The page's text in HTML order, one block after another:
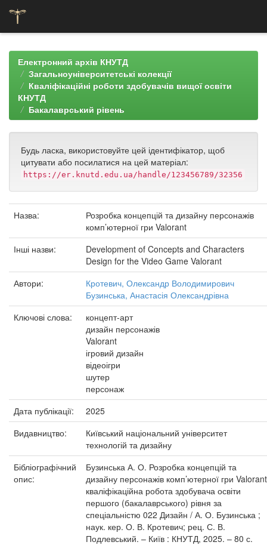
navigationЕлектронний архів КНУТД
Загальноуніверситетські колекції
Кваліфікаційні роботи здобувачів вищої освіти
КНУТД
Бакалаврський рівень
Будь ласка, використовуйте цей ідентифікатор, щоб
цитувати або посилатися на цей матеріал:
https://er.knutd.edu.ua/handle/123456789/32356
Назва:
Розробка концепцій та дизайну персонажів
комп’ютерної гри Valorant
Інші назви:
Development of Concepts and Characters
Design for the Video Game Valorant
Автори:
Кротевич, Олександр Володимирович
Бузинська, Анастасія Олександрівна
Ключові слова:
концепт-арт
дизайн персонажів
Valorant
ігровий дизайн
відеоігри
шутер
персонаж
Дата публікації:
2025
Видавництво:
Київський національний університет
технологій та дизайну
Бібліографічний
опис:
Бузинська А. О. Розробка концепцій та
дизайну персонажів комп’ютерної гри
кваліфікаційна робота здобувача освіти
першого (бакалаврського) рівня за
спеціальністю 022 Дизайн / А. О. Бузинська ;
наук. кер. О. В. Кротевич; рец. С. В.
Подлевський. – Київ : КНУТД, 2025. – 80 с.